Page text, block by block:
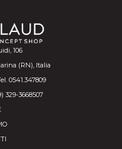
106
(RN), Italia
0541.347809
329-3668507